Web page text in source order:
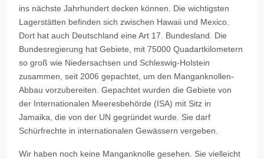
ins nächste Jahrhundert decken können. Die wichtigsten
Lagerstätten befinden sich zwischen Hawaii und Mexico.
Dort hat auch Deutschland eine Art 17. Bundesland. Die
Bundesregierung hat Gebiete, mit 75000 Quadartkilometern
so groß wie Niedersachsen und Schleswig-Holstein
zusammen, seit 2006 gepachtet, um den Manganknollen-
Abbau vorzubereiten. Gepachtet wurden die Gebiete von
der Internationalen Meeresbehörde (ISA) mit Sitz in
Jamaika, die von der UN gegründet wurde. Sie darf
Schürfrechte in internationalen Gewässern vergeben.
Wir haben noch keine Manganknolle gesehen. Sie vielleicht